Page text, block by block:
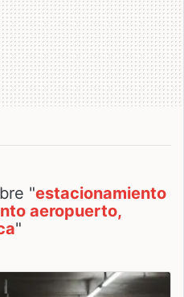
"estacionamiento
aeropuerto,
"